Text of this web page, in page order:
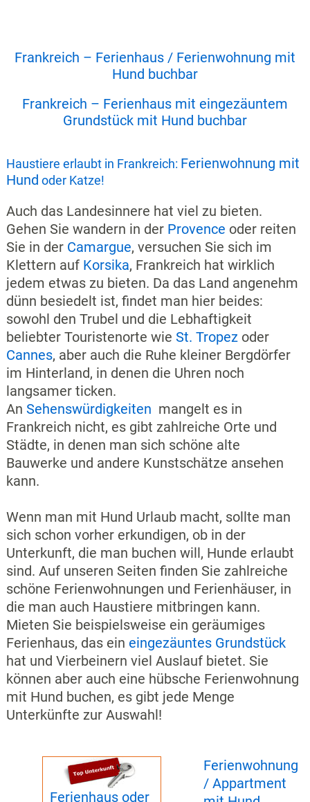
Frankreich – Ferienhaus / Ferienwohnung mit
Hund buchbar
Frankreich – Ferienhaus mit eingezäuntem
Grundstück mit Hund buchbar
Haustiere erlaubt in Frankreich: Ferienwohnung mit
Hund oder Katze!
Auch das Landesinnere hat viel zu bieten.
Gehen Sie wandern in der Provence oder reiten
Sie in der Camargue, versuchen Sie sich im
Klettern auf Korsika, Frankreich hat wirklich
jedem etwas zu bieten. Da das Land angenehm
dünn besiedelt ist, findet man hier beides:
sowohl den Trubel und die Lebhaftigkeit
beliebter Touristenorte wie St. Tropezoder
Cannes, aber auch die Ruhe kleiner Bergdörfer
im Hinterland, in denen die Uhren noch
langsamer ticken.
An Sehenswürdigkeiten mangelt es in
Frankreich nicht, es gibt zahlreiche Orte und
Städte, in denen man sich schöne alte
Bauwerke und andere Kunstschätze ansehen
kann.
Wenn man mit Hund Urlaub macht, sollte man
sich schon vorher erkundigen, ob in der
Unterkunft, die man buchen will, Hunde erlaubt
sind. Auf unseren Seiten finden Sie zahlreiche
schöne Ferienwohnungen und Ferienhäuser, in
die man auch Haustiere mitbringen kann.
Mieten Sie beispielsweise ein geräumiges
Ferienhaus, das ein eingezäuntes Grundstück
hat und Vierbeinern viel Auslauf bietet. Sie
können aber auch eine hübsche Ferienwohnung
mit Hund buchen, es gibt jede Menge
Unterkünfte zur Auswahl!
Ferienhaus oder
Ferienwohnung
/ Appartment